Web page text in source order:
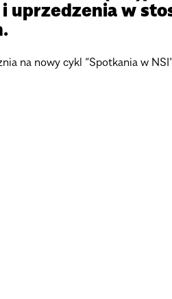
uprzedzenia w
na nowy cykl “Spotkania w